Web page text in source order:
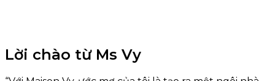
Lời chào từ Ms Vy